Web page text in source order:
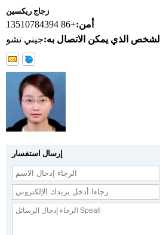
زجاج ريكسين
أمن:+86 13510784394
الشخص الذي يمكن الاتصال به:جيني تشو
إرسال استفسار